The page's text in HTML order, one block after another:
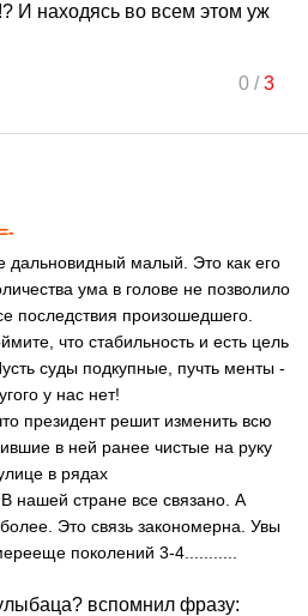
И находясь во всем этом уж
0/3
малый. Это как его
ума в голове не позволило
последствия произошедшего.
что стабильность и есть цель
суды подкупные, пучть менты -
у нас нет!
президент решит изменить всю
в ней ранее чистые на руку
в рядах
нашей стране все связано. А
Это связь закономерна. Увы
поколений 3-4...........
вспомнил фразу: